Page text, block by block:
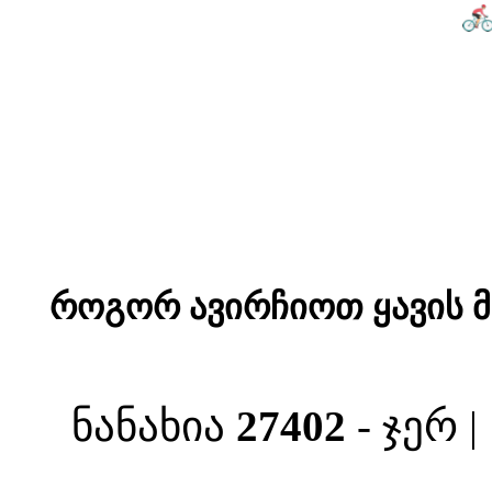
როგორ ავირჩიოთ ყავის
ნანახია 27402 - ჯერ